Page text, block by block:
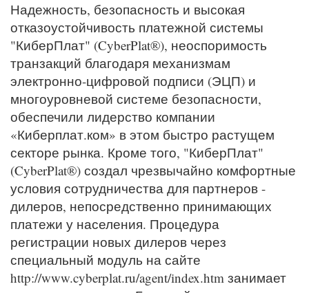
Надежность, безопасность и высокая
отказоустойчивость платежной системы
"КиберПлат" (CyberPlat®), неоспоримость
транзакций благодаря механизмам
электронно-цифровой подписи (ЭЦП) и
многоуровневой системе безопасности,
обеспечили лидерство компании
«Киберплат.ком» в этом быстро растущем
секторе рынка. Кроме того, "КиберПлат"
(CyberPlat®) создал чрезвычайно комфортные
условия сотрудничества для партнеров -
дилеров, непосредственно принимающих
платежи у населения. Процедура
регистрации новых дилеров через
специальный модуль на сайте
http://www.cyberplat.ru/agent/index.htm занимает